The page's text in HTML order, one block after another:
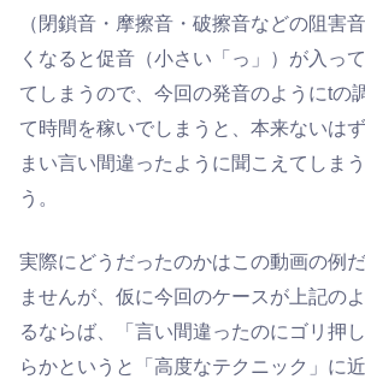
（閉鎖音・摩擦音・破擦音などの阻害
くなると促音（小さい「っ」）が入っ
てしまうので、今回の発音のようにtの
て時間を稼いでしまうと、本来ないは
まい言い間違ったように聞こえてしま
う。
実際にどうだったのかはこの動画の例
ませんが、仮に今回のケースが上記の
るならば、「言い間違ったのにゴリ押
らかというと「高度なテクニック」に